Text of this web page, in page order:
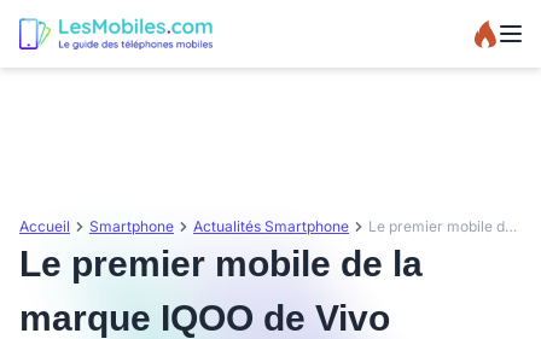
Accueil Smartphone Actualités Smartphone Le premier mobile de la marque IQOO de Vivo intègrerait un écran pliable
Le premier mobile de la
marque IQOO de Vivo